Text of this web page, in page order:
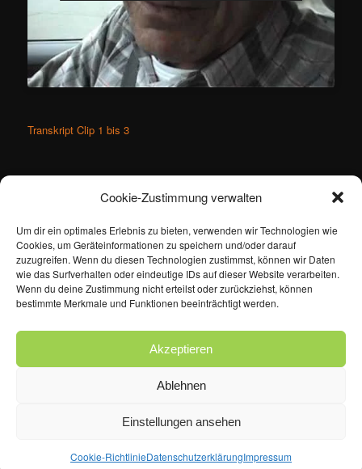
Cookie-Zustimmung verwalten
Um dir ein optimales Erlebnis zu bieten, verwenden wir Technologien wie
Cookies, um Geräteinformationen zu speichern und/oder darauf
zuzugreifen. Wenn du diesen Technologien zustimmst, können wir Daten
wie das Surfverhalten oder eindeutige IDs auf dieser Website verarbeiten.
Wenn du deine Zustimmung nicht erteilst oder zurückziehst, können
bestimmte Merkmale und Funktionen beeinträchtigt werden.
Akzeptieren
Ablehnen
Einstellungen ansehen
Cookie-RichtlinieDatenschutzerklärungImpressum
Transkript Clip 1 bis 3
Dieser Eintrag wurde vonertanunterÖkonomie,Politikveröffentlicht
und mitEinflußmächte,Grenzkonflikte/öffnungverschlagwortet.
Setze ein Lesezeichen für denPermalink.
Impressum
Kontakt
Cookie-Richtlinie (EU)
Datenschutzerklärung
Datenschutzerklärung Stolz präsentiert von WordPress